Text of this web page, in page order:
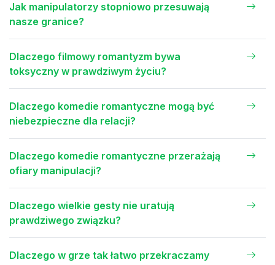
Jak manipulatorzy stopniowo przesuwają
nasze granice?
Dlaczego filmowy romantyzm bywa
toksyczny w prawdziwym życiu?
Dlaczego komedie romantyczne mogą być
niebezpieczne dla relacji?
Dlaczego komedie romantyczne przerażają
ofiary manipulacji?
Dlaczego wielkie gesty nie uratują
prawdziwego związku?
Dlaczego w grze tak łatwo przekraczamy